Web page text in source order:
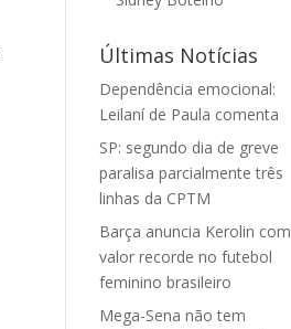
Últimas Notícias
Dependência emocional:
Leilaní de Paula comenta
SP: segundo dia de greve
paralisa parcialmente três
linhas da CPTM
Barça anuncia Kerolin com
valor recorde no futebol
feminino brasileiro
Mega-Sena não tem